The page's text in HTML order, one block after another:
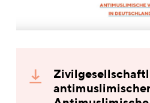
antimuslimischer